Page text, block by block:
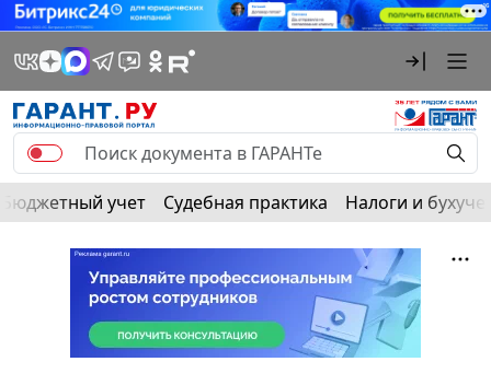
Бюджетный учет Судебная практика Налоги и